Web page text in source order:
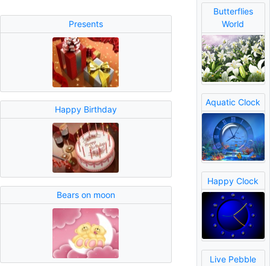
Presents
Happy Birthday
Bears on moon
Butterflies
World
Aquatic Clock
Happy Clock
Live Pebble